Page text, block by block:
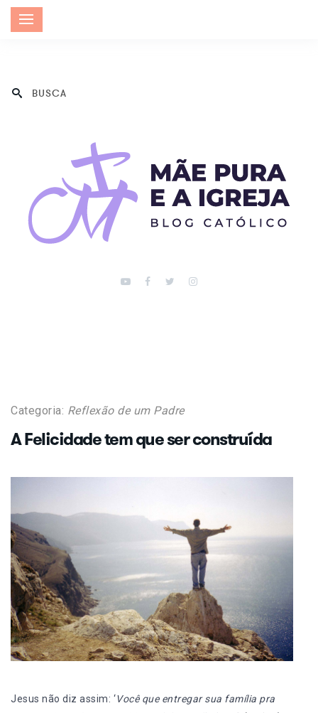
Categoria: Reflexão de um Padre
A Felicidade tem que ser construída
Jesus não diz assim: ‘Você que entregar sua família pra